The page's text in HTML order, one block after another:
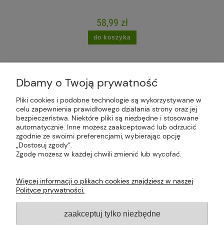
58,99 zł
do koszyka
Plus Market Sp. z o.o. | Zakręcie 2K, 22-300
Krasnystaw, woj. lubelskie | sklep@plus-market.pl
| tel: 607 770 953 | NIP: 5170405164
O FIRMIE
Dbamy o Twoją prywatność
Pliki cookies i podobne technologie są wykorzystywane w
celu zapewnienia prawidłowego działania strony oraz jej
bezpieczeństwa. Niektóre pliki są niezbędne i stosowane
automatycznie. Inne możesz zaakceptować lub odrzucić
zgodnie ze swoimi preferencjami, wybierając opcję
„Dostosuj zgody”.
Zgodę możesz w każdej chwili zmienić lub wycofać.
Więcej informacji o plikach cookies znajdziesz w naszej
Polityce prywatności.
zaakceptuj tylko niezbędne